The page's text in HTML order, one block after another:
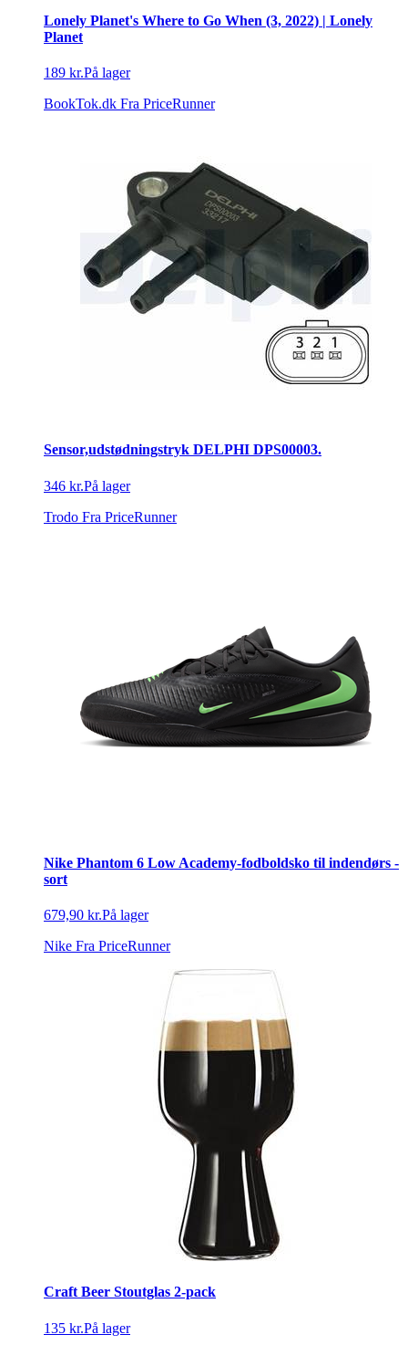
Lonely Planet's Where to Go When (3, 2022) | Lonely
Planet
189 kr.På lager
BookTok.dk Fra PriceRunner
Sensor,udstødningstryk DELPHI DPS00003.
346 kr.På lager
Trodo Fra PriceRunner
Nike Phantom 6 Low Academy-fodboldsko til indendørs -
sort
679,90 kr.På lager
Nike Fra PriceRunner
Craft Beer Stoutglas 2-pack
135 kr.På lager